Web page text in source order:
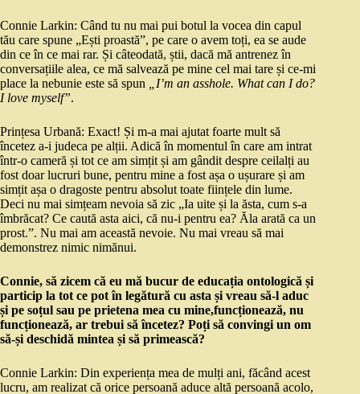
Connie Larkin: Când tu nu mai pui botul la vocea din capul
tău care spune „Ești proastă”, pe care o avem toți, ea se aude
din ce în ce mai rar. Și câteodată, știi, dacă mă antrenez în
conversațiile alea, ce mă salvează pe mine cel mai tare și ce-mi
place la nebunie este să spun
„I’m an asshole. What can I do?
I love myself”.
Prințesa Urbană: Exact! Și m-a mai ajutat foarte mult să
încetez a-i judeca pe alții. Adică în momentul în care am intrat
într-o cameră și tot ce am simțit și am gândit despre ceilalți au
fost doar lucruri bune, pentru mine a fost așa o ușurare și am
simțit așa o dragoste pentru absolut toate ființele din lume.
Deci nu mai simțeam nevoia să zic „Ia uite și la ăsta, cum s-a
îmbrăcat? Ce caută asta aici, că nu-i pentru ea? Ăla arată ca un
prost.”. Nu mai am această nevoie. Nu mai vreau să mai
demonstrez nimic nimănui.
Connie, să zicem că eu mă bucur de educația ontologică și
particip la tot ce pot în legătură cu asta și vreau să-l aduc
și pe soțul sau pe prietena mea cu mine,funcționează, nu
funcționează, ar trebui să încetez? Poți să convingi un om
să-și deschidă mintea și să primească?
Connie Larkin: Din experiența mea de mulți ani, făcând acest
lucru, am realizat că orice persoană aduce altă persoană acolo,